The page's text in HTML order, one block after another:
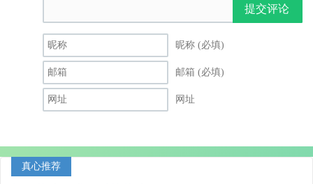
提交评论
昵称 (必填)
邮箱 (必填)
网址
真心推荐